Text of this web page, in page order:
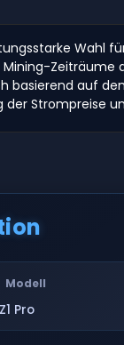
auf
Strompreise
Modell
Pro